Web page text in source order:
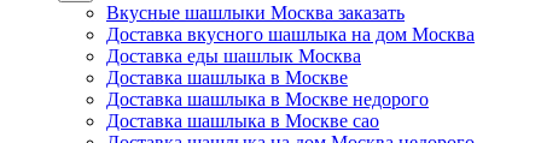
Вкусные шашлыки Москва заказать
Доставка вкусного шашлыка на дом Москва
Доставка еды шашлык Москва
Доставка шашлыка в Москве
Доставка шашлыка в Москве недорого
Доставка шашлыка в Москве сао